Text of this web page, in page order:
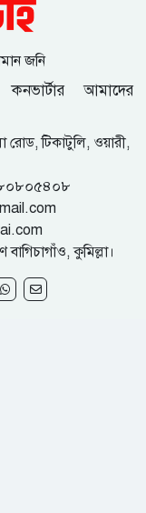
জনি
কনভার্টার
আমাদের
টিকাটুলি, ওয়ারী,
কুমিল্লা।